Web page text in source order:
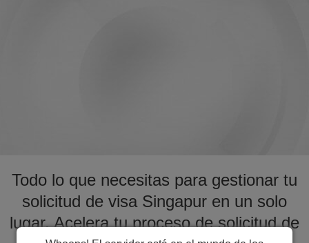
Todo lo que necesitas para gestionar tu
solicitud de visa Singapur en un solo
lugar. Acelera tu proceso de solicitud de